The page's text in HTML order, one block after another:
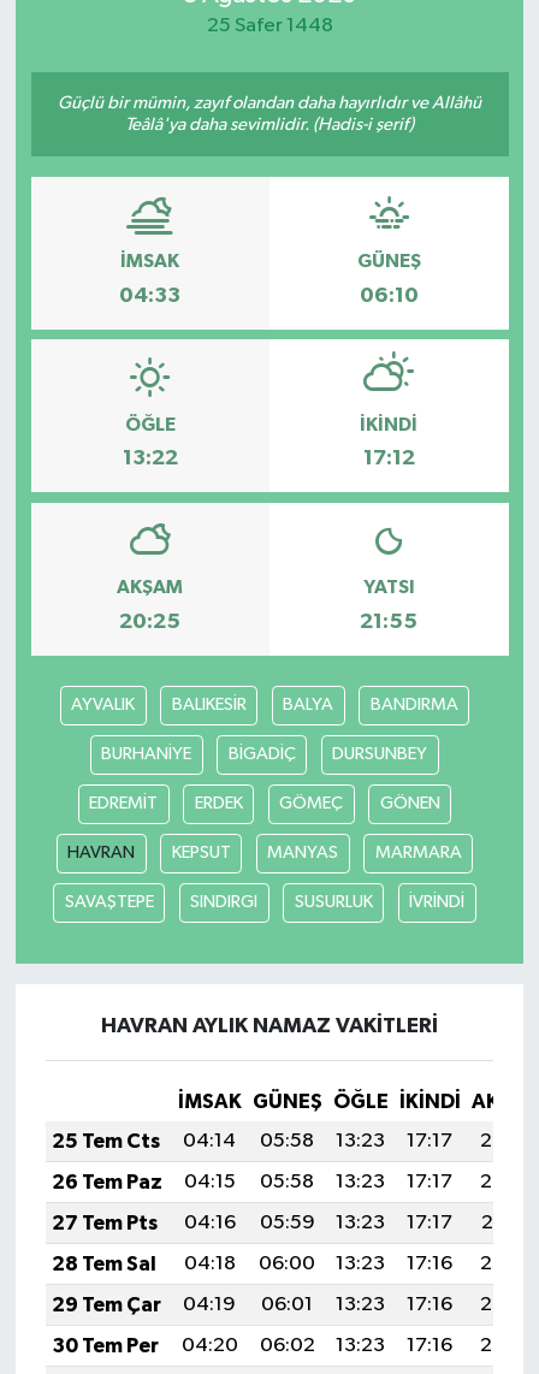
25 Safer 1448
Güçlü bir mümin, zayıf olandan daha hayırlıdır ve Allâhü
Teâlâ'ya daha sevimlidir. (Hadis-i şerif)
İMSAK
04:33
GÜNEŞ
06:10
ÖĞLE
13:22
İKINDI
17:12
AKŞAM
20:25
YATSI
21:55
AYVALIK BALIKESİR BALYA BANDIRMA
BURHANİYE BİGADİÇ DURSUNBEY
EDREMİT ERDEK GÖMEÇ GÖNEN
HAVRAN KEPSUT MANYAS MARMARA
SAVAŞTEPE SINDIRGI SUSURLUK İVRİNDİ
HAVRAN AYLIK NAMAZ VAKITLERI
İMSAK GÜNEŞ ÖĞLE İKINDI
25 Tem Cts
04:14 05:58 13:23 17:17
20:39
26 Tem Paz
04:15 05:58 13:23 17:17
20:38
27 Tem Pts
04:16 05:59 13:23 17:17
20:37
28 Tem Sal
04:18 06:00 13:23 17:16
20:36
29 Tem Çar
04:19 06:01 13:23 17:16
20:35
30 Tem Per
04:20 06:02 13:23 17:16
20:34